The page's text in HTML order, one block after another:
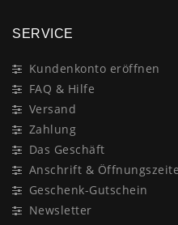
SERVICE
Kundenkonto eröffnen
FAQ & Hilfe
Versand
Zahlung
Das Geschäft
Anschrift &
Geschenk-Gutschein
Newsletter